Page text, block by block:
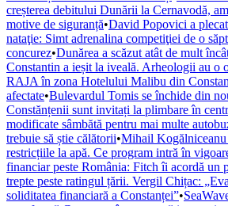
creșterea debitului Dunării la Cernavodă,
motive de siguranță•David Popovici a
nataţie: Simt adrenalina competiţiei de o
concurez•Dunărea a scăzut atât de mult
Constantin a ieșit la iveală. Arheologii au o
RAJA în zona Hotelului Malibu din
afectate•Bulevardul Tomis se închide din
Constănțenii sunt invitați la plimbare în
modificate sâmbătă pentru mai multe
trebuie să știe călătorii•Mihail Kogălniceanu
restricțiile la apă. Ce program intră în
financiar peste România: Fitch îi acordă un
trepte peste ratingul țării. Vergil Chițac:
soliditatea financiară a Constanței”•